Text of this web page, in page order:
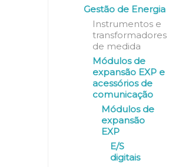
Gestão de Energia
Instrumentos e
transformadores
de medida
Módulos de
expansão EXP e
acessórios de
comunicação
Módulos de
expansão
EXP
E/S
digitais